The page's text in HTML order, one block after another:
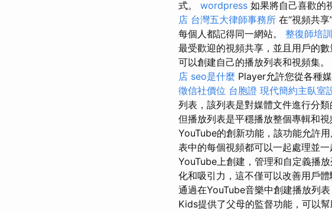
式。 wordpress 如果將自己喜歡的
店 台灣五大律師事務所 在“視頻共享
每個人都記得同一網站。 整復師培訓
最受歡迎的視頻共享，並且用戶的數
可以創建自己的播放列表和視頻集
店 seo是什麼 Player允許您從各種
徵信社價位 台胞證 現代簡約主臥室
列表，該列表是對媒體文件進行分類
但播放列表是平穩播放整個專輯和
YouTube的創新功能，該功能允許
表中的每個視頻都可以一起處理並一
YouTube上創建，管理和自定義播放
化和吸引力，這不僅可以改善用戶
通過在YouTube音樂中創建播放列
Kids提供了父母的監督功能，可以